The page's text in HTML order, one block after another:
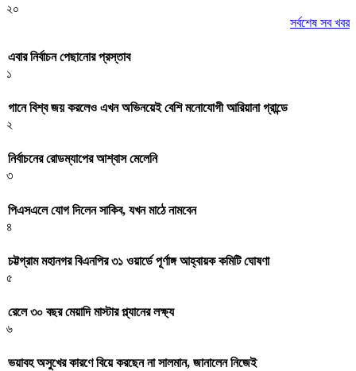
২০
সর্বশেষ সব খবর
এবার নির্বাচন পেছানোর প্রস্তাব
১
গানে বিশ্ব জয় করলেও এখন অভিনয়েই বেশি মনোযোগী আরিয়ানা গ্রান্ডে
২
নির্বাচনের রোডম্যাপের আশ্বাস মেলেনি
৩
পিএসএলে যোগ দিলেন সাকিব, যখন মাঠে নামবেন
৪
চট্টগ্রাম মহানগর বিএনপির ৩১ ওয়ার্ডে পূর্ণাঙ্গ আহ্বায়ক কমিটি ঘোষণা
৫
রেলে ৩০ বছর মেয়াদি মাস্টার প্ল্যানের লক্ষ্য
৬
ভয়াবহ অসুখের কারণে বিয়ে করছেন না সালমান, জানালেন নিজেই